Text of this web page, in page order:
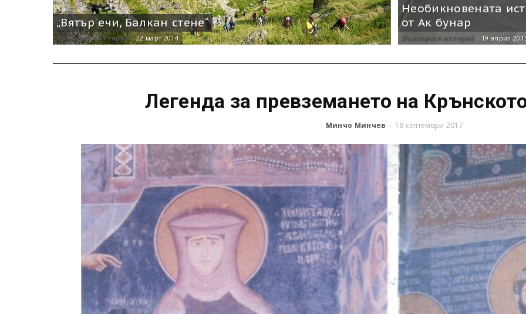
„Вятър ечи, Балкан стене“
Българска история -22 март 2014
Необикновената
от Ак бунар
Българска история - 19 април
Легенда за превземането на
Минчо Минчев - 18 септември 2017